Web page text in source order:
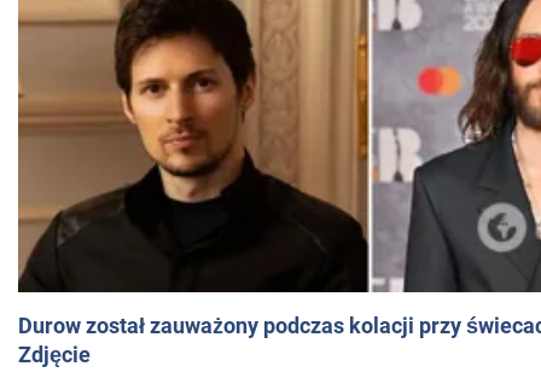
Durow został zauważony podczas kolacji przy
Zdjęcie